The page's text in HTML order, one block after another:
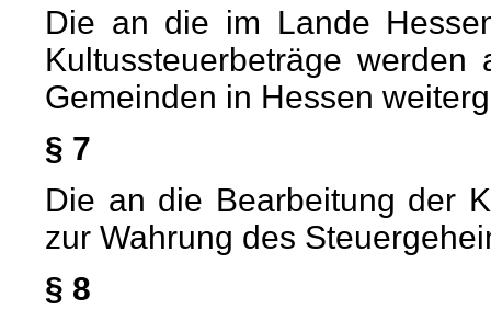
Die an die im Lande
Kultussteuerbeträge
Gemeinden in Hessen
§ 7
Die an die Bearbeitung der
zur Wahrung des
§ 8